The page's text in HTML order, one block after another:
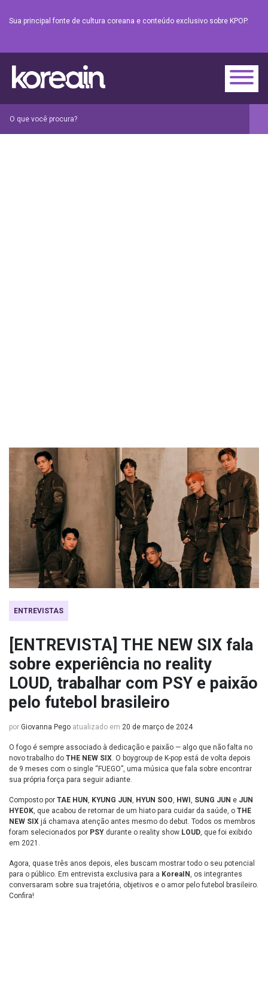
Sua principal fonte de cultura coreana e conteúdo exclusivo sobre KPOP.
ENTREVISTAS
[ENTREVISTA] THE NEW SIX fala
sobre experiência no reality
LOUD, trabalhar com PSY e paixão
pelo futebol brasileiro
por Giovanna Pego atualizado em 20 de março de 2024
O fogo é sempre associado à dedicação e paixão — algo que não falta no
novo trabalho do THE NEW SIX. O boygroup de K-pop está de volta depois
de 9 meses com o single “FUEGO”, uma música que fala sobre encontrar
sua própria força para seguir adiante.
Composto por TAE HUN, KYUNG JUN, HYUN SOO, HWI , SUNG JUN e JUN
HYEOK, que acabou de retornar de um hiato para cuidar da saúde, o THE
NEW SIX já chamava atenção antes mesmo do debut. Todos os membros
foram selecionados por PSY durante o reality show LOUD, que foi exibido
em 2021.
Agora, quase três anos depois, eles buscam mostrar todo o seu potencial
para o público. Em entrevista exclusiva para a KoreaIN, os integrantes
conversaram sobre sua trajetória, objetivos e o amor pelo futebol brasileiro.
Confira!